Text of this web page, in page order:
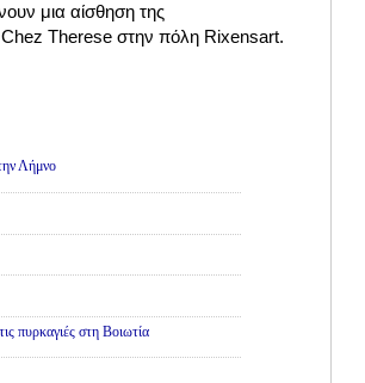
μια αίσθηση της
Chez Therese στην πόλη Rixensart.
Λήμνο
πυρκαγιές στη Βοιωτία